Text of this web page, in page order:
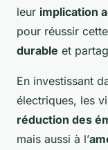
leur implication
pour réussir
durable et
En investissant
électriques, les
réduction des
mais aussi à l’